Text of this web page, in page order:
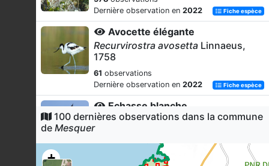
Dernière observation en 2022 Fiche espèce
Avocette élégante
Recurvirostra avosetta Linnaeus,
1758
61 observations
Dernière observation en 2022 Fiche espèce
Echasse blanche
Himantopus himantopus (Linnaeus,
1758)
Dernière observation en
Fiche espèce
100 dernières observations dans la commune
de Mesquer
+